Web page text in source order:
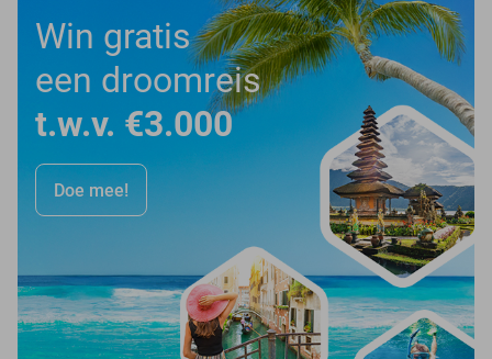
Win gratis
een droomreis
t.w.v. €3.000
Doe mee!